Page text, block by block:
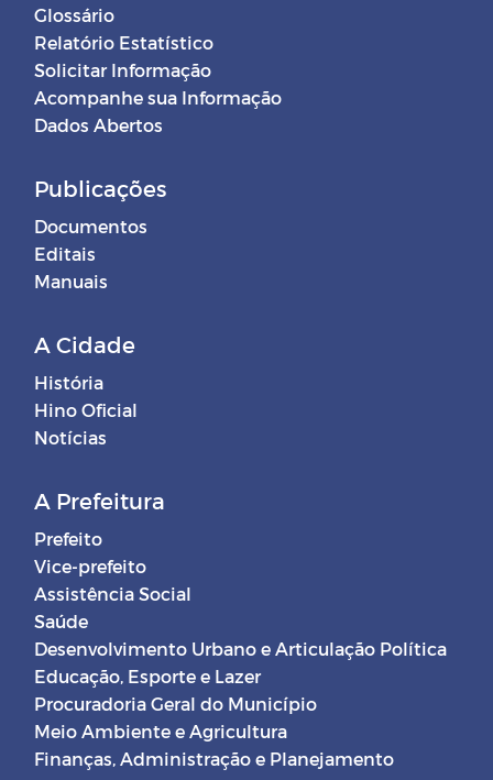
Glossário
Relatório Estatístico
Solicitar Informação
Acompanhe sua Informação
Dados Abertos
Publicações
Documentos
Editais
Manuais
A Cidade
História
Hino Oficial
Notícias
A Prefeitura
Prefeito
Vice-prefeito
Assistência Social
Saúde
Desenvolvimento Urbano e Articulação Política
Educação, Esporte e Lazer
Procuradoria Geral do Município
Meio Ambiente e Agricultura
Finanças, Administração e Planejamento